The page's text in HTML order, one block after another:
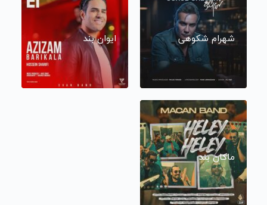
شهرام شکوهی ایوان بند
ماکان بند